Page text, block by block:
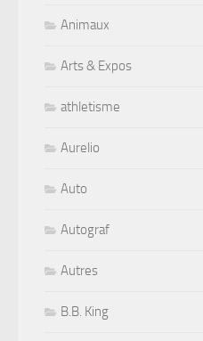
Animaux
Arts & Expos
athletisme
Aurelio
Auto
Autograf
Autres
B.B. King